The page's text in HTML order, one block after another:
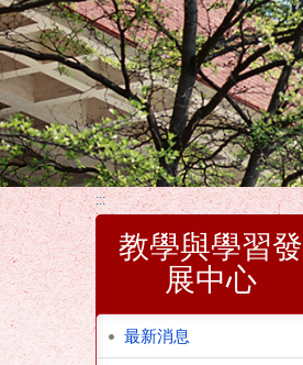
:::
教學與學習發
展中心
最新消息